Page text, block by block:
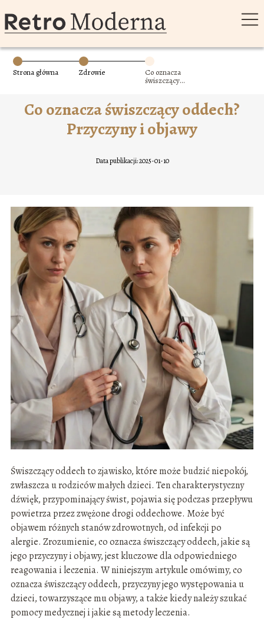
Strona główna Zdrowie
Co oznacza
świszczący
objawy
Co oznacza świszczący oddech?
Przyczyny i objawy
Data publikacji: 2025-01-10
Świszczący oddech to zjawisko, które może budzić niepokój,
zwłaszcza u rodziców małych dzieci. Ten charakterystyczny
dźwięk, przypominający świst, pojawia się podczas przepływu
powietrza przez zwężone drogi oddechowe. Może być
objawem różnych stanów zdrowotnych, od infekcji po
alergie. Zrozumienie, co oznacza świszczący oddech, jakie są
jego przyczyny i objawy, jest kluczowe dla odpowiedniego
reagowania i leczenia. W niniejszym artykule omówimy, co
oznacza świszczący oddech, przyczyny jego występowania u
dzieci, towarzyszące mu objawy, a także kiedy należy szukać
pomocy medycznej i jakie są metody leczenia.